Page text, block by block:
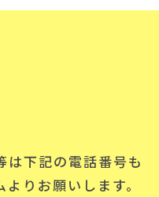
は下記の電話番号も
りお願いします。